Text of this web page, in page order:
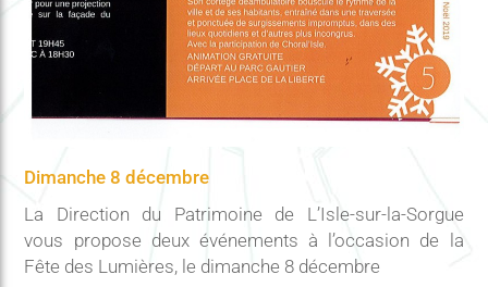
Dimanche 8 décembre
La Direction du Patrimoine de L’Isle-sur-la-Sorgue
vous propose deux événements à l’occasion de la
Fête des Lumières, le dimanche 8 décembre